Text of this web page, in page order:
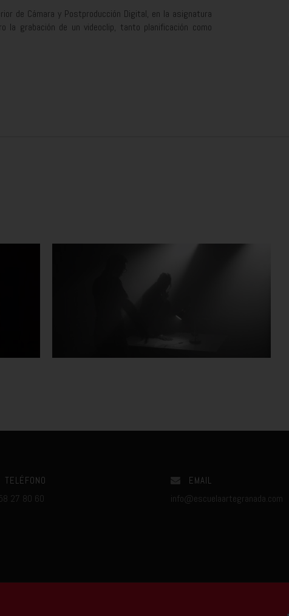
de Cámara y Postproducción Digital, en la asignatura
la grabación de un videoclip, tanto planificación como
TELÉFONO
27 80 60
EMAIL
info@escuelaartegranada.com